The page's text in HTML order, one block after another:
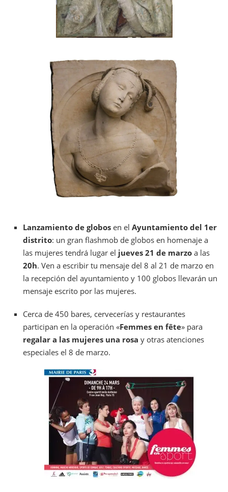
Lanzamiento de globos en el Ayuntamiento del 1er
distrito: un gran flashmob de globos en homenaje a
las mujeres tendrá lugar el jueves 21 de marzo a las
20h. Ven a escribir tu mensaje del 8 al 21 de marzo en
la recepción del ayuntamiento y 100 globos llevarán un
mensaje escrito por las mujeres.
Cerca de 450 bares, cervecerías y restaurantes
participan en la operación «Femmes en fête» para
regalar a las mujeres una rosa y otras atenciones
especiales el 8 de marzo.